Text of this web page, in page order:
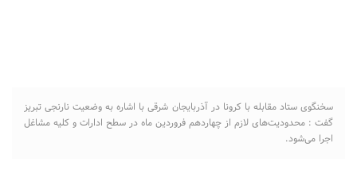
سخنگوی ستاد مقابله با کرونا در آذربایجان شرقی با اشاره به وضعیت نارنجی تبریز
گفت : محدودیت‌های لازم از چهاردهم فروردین ماه در سطح ادارات و کلیه مشاغل
اجرا می‌شود.